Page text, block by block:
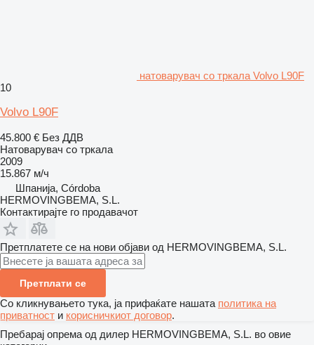
натоварувач со тркала Volvo L90F
10
Volvo L90F
45.800 € Без ДДВ
Натоварувач со тркала
2009
15.867 м/ч
Шпанија, Córdoba
HERMOVINGBEMA, S.L.
Контактирајте го продавачот
Претплатете се на нови објави од HERMOVINGBEMA, S.L.
Претплати се
Со кликнувањето тука, ја прифаќате нашата политика на
приватност и корисничкиот договор.
Пребарај опрема од дилер HERMOVINGBEMA, S.L. во овие